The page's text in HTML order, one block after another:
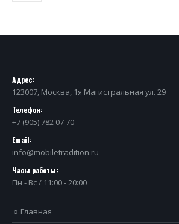
Адрес:
123007, Москва, 1я Магистральная ул. 29
Телефон:
+7 (905) 782 07 70
Email:
info@mobiletradition.ru
Часы работы:
Пн - Вс / 11:00 - 20:00
Главная